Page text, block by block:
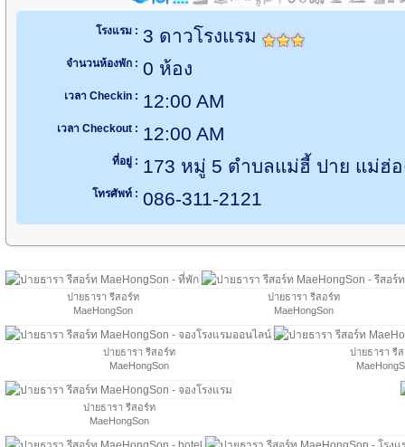
โรงแรม : 3 ดาวโรงแรม
จำนวนห้องพัก : 0 ห้อง
เวลา Checkin : 12:00 AM
เวลา Checkout : 12:00 AM
ที่อยู่ : 173 หมู่ 5 ตำบลแม่ฮี้ ปาย แม่ฮ่
โทรศัพท์ : 086-311-2121
ปายธารา รีสอร์ท
MaeHongSon
ปายธารา รีสอร์ท
MaeHongSon
ปายธารา รีสอร์ท
MaeHongSon
ปายธารา รี
ปายธารา รีสอร์ท
MaeHongSon